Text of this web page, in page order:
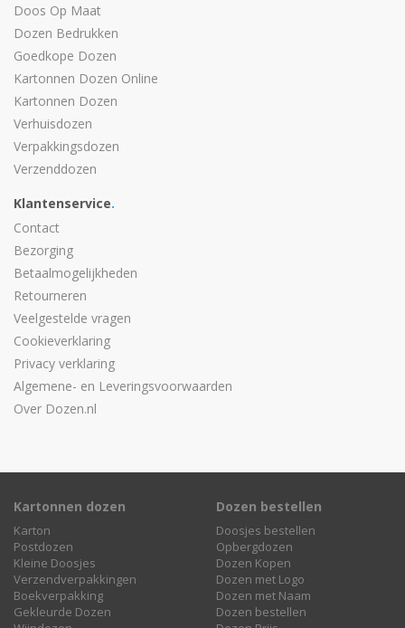
Doos Op Maat
Dozen Bedrukken
Goedkope Dozen
Kartonnen Dozen Online
Kartonnen Dozen
Verhuisdozen
Verpakkingsdozen
Verzenddozen
Klantenservice.
Contact
Bezorging
Betaalmogelijkheden
Retourneren
Veelgestelde vragen
Cookieverklaring
Privacy verklaring
Algemene- en Leveringsvoorwaarden
Over Dozen.nl
Kartonnen dozen
Karton
Postdozen
Kleine Doosjes
Verzendverpakkingen
Boekverpakking
Gekleurde Dozen
Dozen bestellen
Doosjes bestellen
Opbergdozen
Dozen Kopen
Dozen met Logo
Dozen met Naam
Dozen bestellen